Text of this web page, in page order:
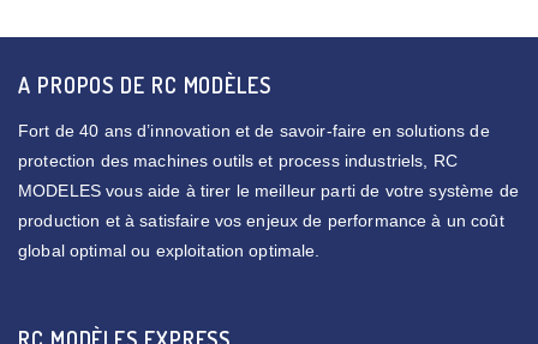
A PROPOS DE RC MODÈLES
Fort de 40 ans d’innovation et de savoir-faire en solutions de
protection des machines outils et process industriels, RC
MODELES vous aide à tirer le meilleur parti de votre système de
production et à satisfaire vos enjeux de performance à un coût
global optimal ou exploitation optimale.